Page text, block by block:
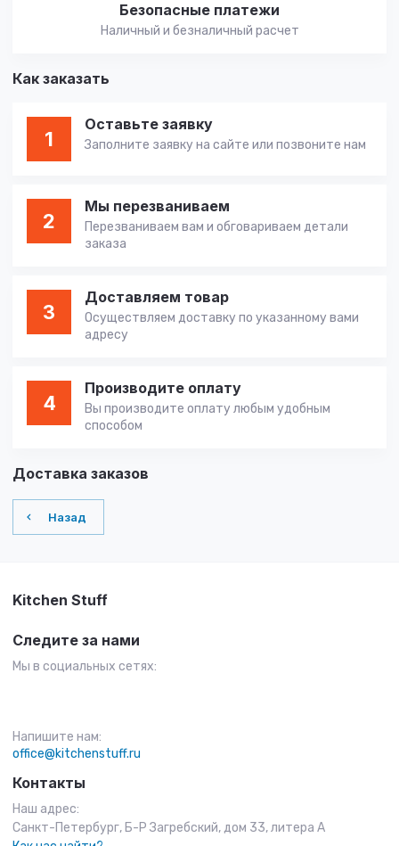
Безопасные платежи
Наличный и безналичный расчет
Как заказать
1
Оставьте заявку
Заполните заявку на сайте или позвоните нам
2
Мы перезваниваем
Перезваниваем вам и обговариваем детали
заказа
3
Доставляем товар
Осуществляем доставку по указанному вами
адресу
4
Производите оплату
Вы производите оплату любым удобным
способом
Доставка заказов
Назад
Kitchen Stuff
Следите за нами
Мы в социальных сетях:
Напишите нам:
office@kitchenstuff.ru
Контакты
Наш адрес:
Санкт-Петербург, Б-Р Загребский, дом 33, литера А